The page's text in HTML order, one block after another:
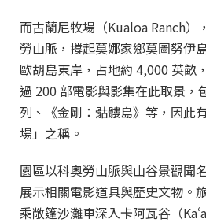
而古蘭尼牧場（Kualoa Ranch）
勞山脈，撐起莫娜家鄉莫圖努伊
歐胡島東岸，占地約 4,000 英畝
過 200 部電影與影集在此取景，
列、《金剛：骷髏島》等，因此
場」之稱。
園區以科奧勞山脈與山谷景觀聞
展示相關電影道具與歷史文物。
乘敞篷沙灘車深入卡阿瓦谷（